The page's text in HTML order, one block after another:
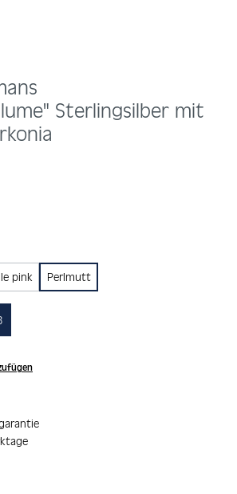
Sterlingsilber mit
pink Perlmutt